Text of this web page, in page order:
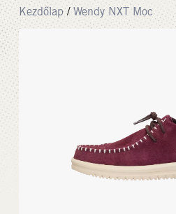
Kezdőlap / Wendy NXT Moc